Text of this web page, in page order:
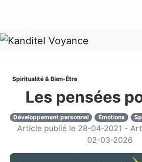
Spiritualité & Bien-Être
Les pensées
Développement personnel Émotions
Article publié le 28-04-2021 -
02-03-2026